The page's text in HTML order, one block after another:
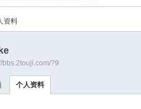
资料
bbs.2touji.com/?9
个人资料